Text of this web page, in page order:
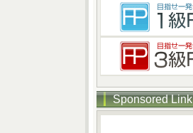
Sponsored Link